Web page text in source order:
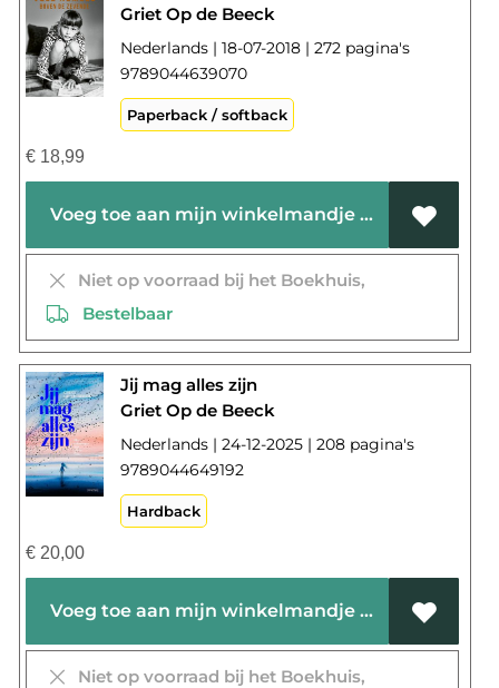
Griet Op de Beeck
Nederlands | 18-07-2018 | 272 pagina's
9789044639070
Paperback / softback
€18,99
Voeg toe aan mijn winkelmandje
Niet op voorraad bij het Boekhuis,
Bestelbaar
Jij mag alles zijn
Griet Op de Beeck
Nederlands | 24-12-2025 | 208 pagina's
9789044649192
Hardback
€20,00
Voeg toe aan mijn winkelmandje
Niet op voorraad bij het Boekhuis,